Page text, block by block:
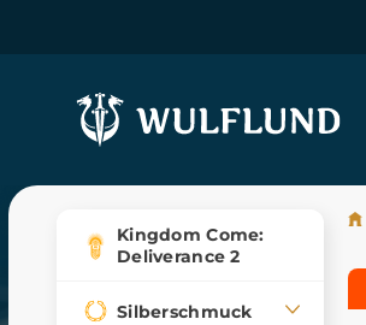
Kingdom Come:
Deliverance 2
Silberschmuck